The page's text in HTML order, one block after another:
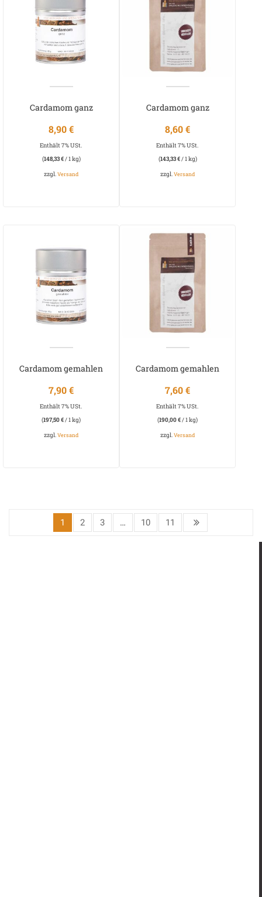
Cardamom ganz
8,90€
Enthält 7% USt.
(148,33€/ 1 kg)
zzgl.Versand
Cardamom ganz
8,60€
Enthält 7% USt.
(143,33€/ 1 kg)
zzgl.Versand
Cardamom gemahlen
7,90€
Enthält 7% USt.
(197,50€/ 1 kg)
zzgl.Versand
Cardamom gemahlen
7,60€
Enthält 7% USt.
(190,00€/ 1 kg)
zzgl.Versand
1 2 3 … 10 11